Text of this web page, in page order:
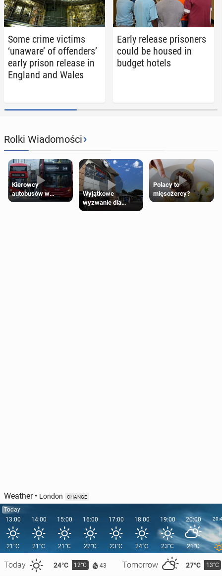
Some crime victims
‘unaware’ of of­fend­ers’
early prison release in
England and Wales
Early release pris­on­ers
could be housed in
budget hotels
Rolki Wiadomości›
Kierowcy
autobusów w
Londynie
Wyjątkowe
wyzwanie dla
posiadaczy kart
Polacy to
mięsożercy?
Weather• London CHANGE
Today
13:00
21°C
Today 24°C 12°C 43 Tomorrow 27°C 13°C
14:00
21°C
15:00
21°C
16:00
22°C
17:00
23°C
18:00
24°C
19:00
23°C
20:00
21°C